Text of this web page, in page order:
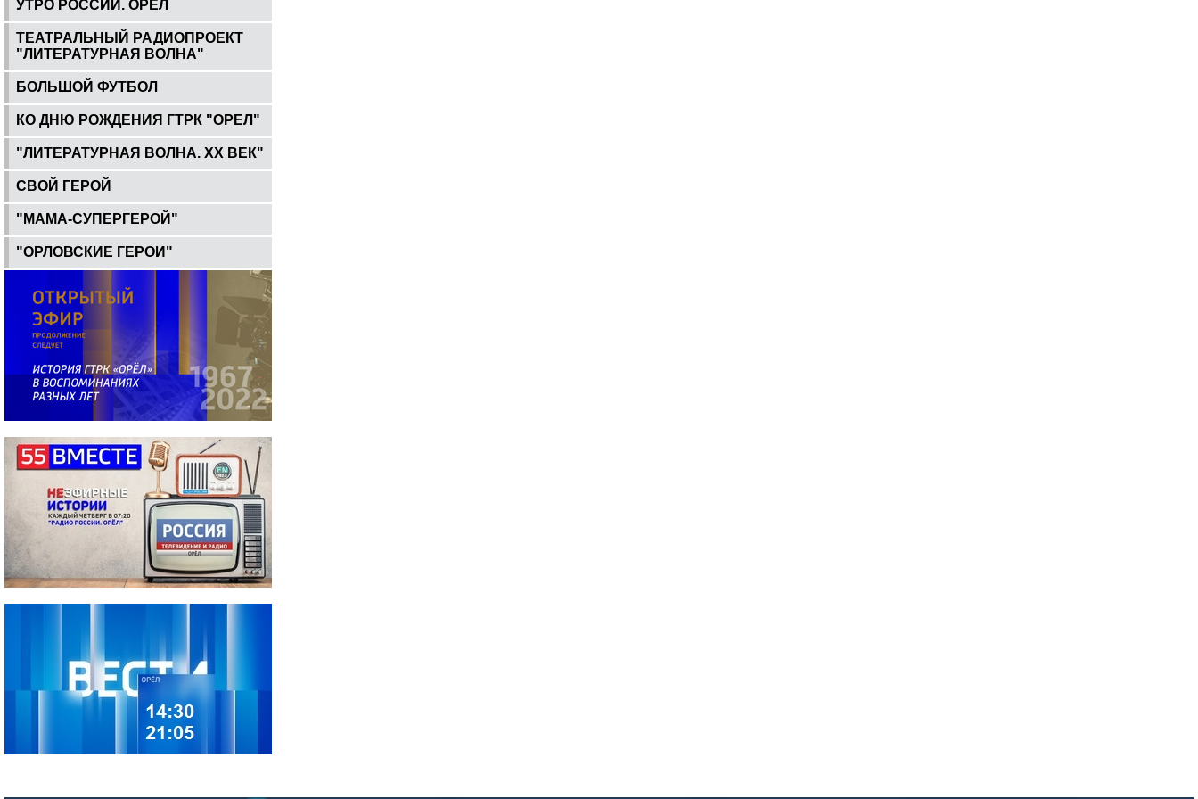
УТРО РОССИИ. ОРЕЛ
ТЕАТРАЛЬНЫЙ РАДИОПРОЕКТ
"ЛИТЕРАТУРНАЯ ВОЛНА"
БОЛЬШОЙ ФУТБОЛ
КО ДНЮ РОЖДЕНИЯ ГТРК "ОРЕЛ"
"ЛИТЕРАТУРНАЯ ВОЛНА. ХХ ВЕК"
СВОЙ ГЕРОЙ
"МАМА-СУПЕРГЕРОЙ"
"ОРЛОВСКИЕ ГЕРОИ"